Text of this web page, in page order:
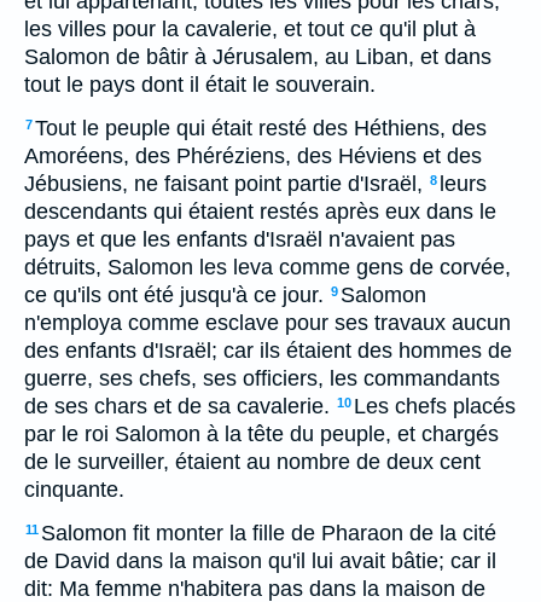
les villes pour la cavalerie, et tout ce qu'il plut à
Salomon de bâtir à Jérusalem, au Liban, et dans
tout le pays dont il était le souverain.
7Tout le peuple qui était resté des Héthiens, des
Amoréens, des Phéréziens, des Héviens et des
Jébusiens, ne faisant point partie d'Israël, 8 leurs
descendants qui étaient restés après eux dans le
pays et que les enfants d'Israël n'avaient pas
détruits, Salomon les leva comme gens de corvée,
ce qu'ils ont été jusqu'à ce jour. 9 Salomon
n'employa comme esclave pour ses travaux aucun
des enfants d'Israël; car ils étaient des hommes de
guerre, ses chefs, ses officiers, les commandants
de ses chars et de sa cavalerie. 10 Les chefs placés
par le roi Salomon à la tête du peuple, et chargés
de le surveiller, étaient au nombre de deux cent
cinquante.
11 Salomon fit monter la fille de Pharaon de la cité
de David dans la maison qu'il lui avait bâtie; car il
dit: Ma femme n'habitera pas dans la maison de